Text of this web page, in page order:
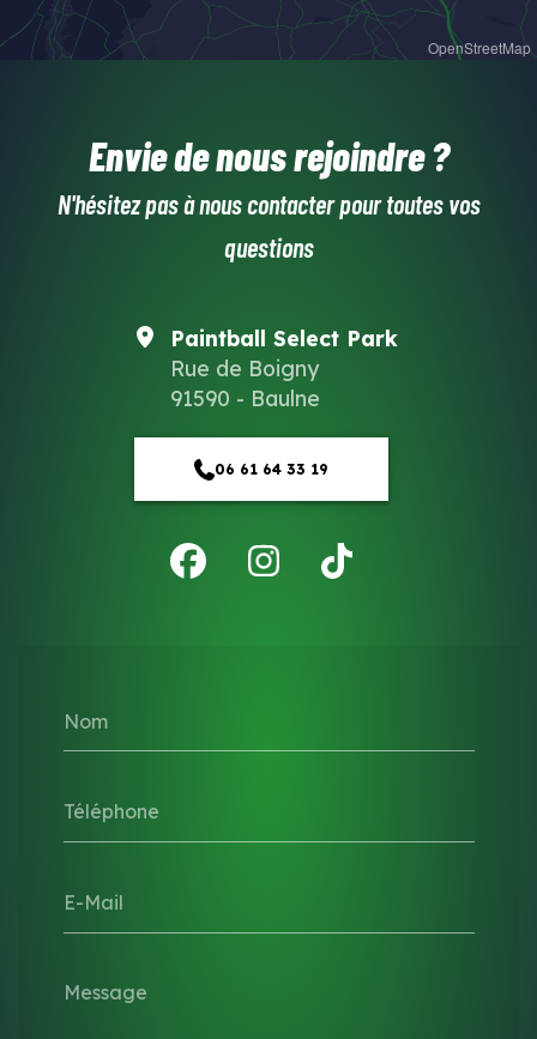
Envie de nous rejoindre ?
N'hésitez pas à nous contacter pour toutes vos
questions
Nom
Téléphone
E-Mail
Message
Paintball Select Park
Rue de Boigny
91590 - Baulne
06 61 64 33 19
OpenStreetMap